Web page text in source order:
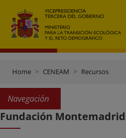
Home CENEAM Recursos
Navegación
Fundación Montemadrid